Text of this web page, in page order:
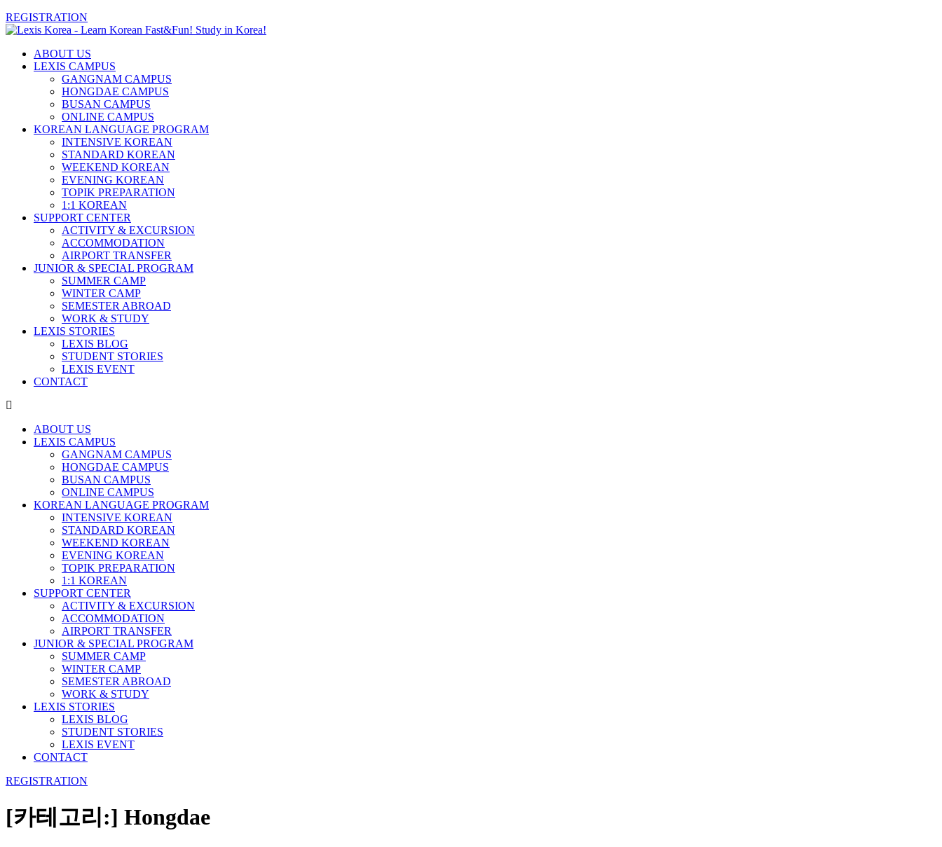
REGISTRATION
ABOUT US
LEXIS CAMPUS
GANGNAM CAMPUS
HONGDAE CAMPUS
BUSAN CAMPUS
ONLINE CAMPUS
KOREAN LANGUAGE PROGRAM
INTENSIVE KOREAN
STANDARD KOREAN
WEEKEND KOREAN
EVENING KOREAN
TOPIK PREPARATION
1:1 KOREAN
SUPPORT CENTER
ACTIVITY & EXCURSION
ACCOMMODATION
AIRPORT TRANSFER
JUNIOR & SPECIAL PROGRAM
SUMMER CAMP
WINTER CAMP
SEMESTER ABROAD
WORK & STUDY
LEXIS STORIES
LEXIS BLOG
STUDENT STORIES
LEXIS EVENT
CONTACT
ABOUT US
LEXIS CAMPUS
GANGNAM CAMPUS
HONGDAE CAMPUS
BUSAN CAMPUS
ONLINE CAMPUS
KOREAN LANGUAGE PROGRAM
INTENSIVE KOREAN
STANDARD KOREAN
WEEKEND KOREAN
EVENING KOREAN
TOPIK PREPARATION
1:1 KOREAN
SUPPORT CENTER
ACTIVITY & EXCURSION
ACCOMMODATION
AIRPORT TRANSFER
JUNIOR & SPECIAL PROGRAM
SUMMER CAMP
WINTER CAMP
SEMESTER ABROAD
WORK & STUDY
LEXIS STORIES
LEXIS BLOG
STUDENT STORIES
LEXIS EVENT
CONTACT
REGISTRATION
[카테고리:] Hongdae